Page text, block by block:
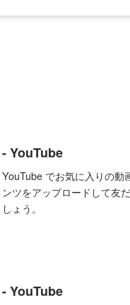
- YouTube
YouTube でお気に入りの動
ンツをアップロードして友
しょう。
- YouTube